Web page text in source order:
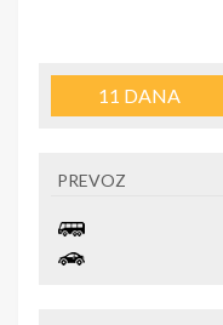
11 DANA
PREVOZ